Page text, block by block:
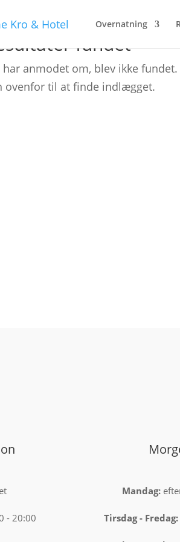
Overnatning
fundet
har anmodet om, blev ikke
ovenfor til at finde indlægget.
- 20:00
Mandag:
Tirsdag - Fredag: